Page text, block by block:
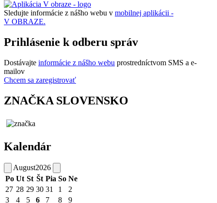
Sledujte informácie z nášho webu v mobilnej aplikácii -
V OBRAZE.
Prihlásenie k odberu správ
Dostávajte informácie z nášho webu prostredníctvom SMS a e-
mailov
Chcem sa zaregistrovať
ZNAČKA SLOVENSKO
Kalendár
August2026
Po Ut St Št Pia So Ne
27 28 29 30 31 1
2
3
4 5 6 7 8
9